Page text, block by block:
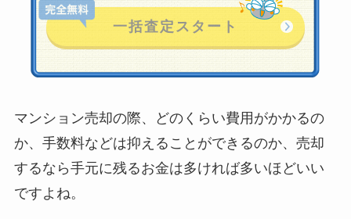
マンション売却の際、どのくらい費用がかかるの
か、手数料などは抑えることができるのか、売却
するなら手元に残るお金は多ければ多いほどいい
ですよね。